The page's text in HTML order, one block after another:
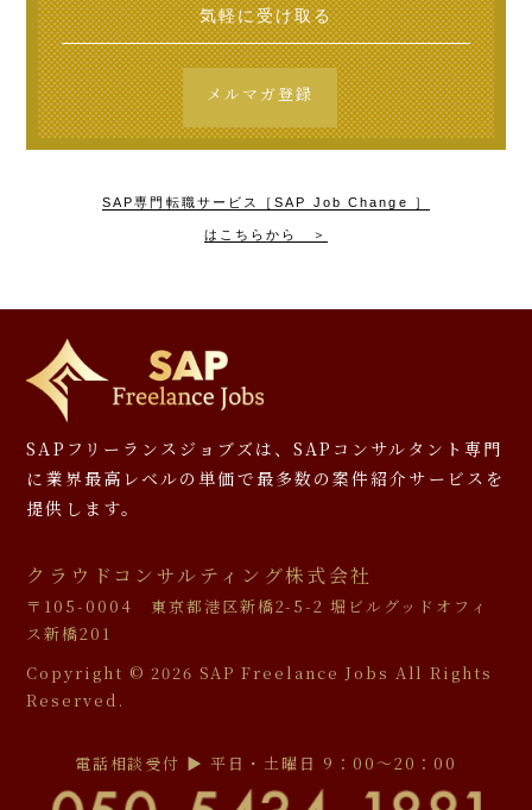
気軽に受け取る
メルマガ登録
SAP専門転職サービス［SAP Job Change ］
はこちらから ＞
SAPフリーランスジョブズは、SAPコンサルタント専門
に 業界最高レベルの単価で最多数の案件紹介サービスを
提供します。
クラウドコンサルティング株式会社
〒105-0004 東京都港区新橋2-5-2 堀ビルグッドオフィ
ス新橋201
Copyright © 2026 SAP Freelance Jobs All Rights
Reserved.
電話相談受付 ▶︎ 平日・土曜日 9：00〜20：00